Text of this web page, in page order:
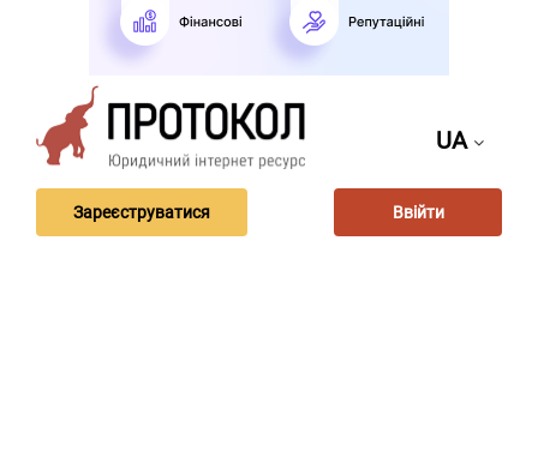
UA
Зареєструватися Ввійти